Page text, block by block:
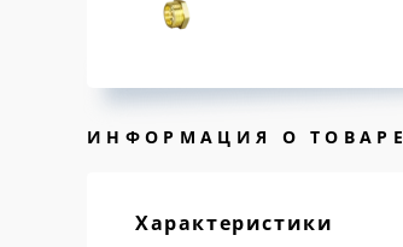
ИНФОРМАЦИЯ О ТОВАРЕ
Характеристики